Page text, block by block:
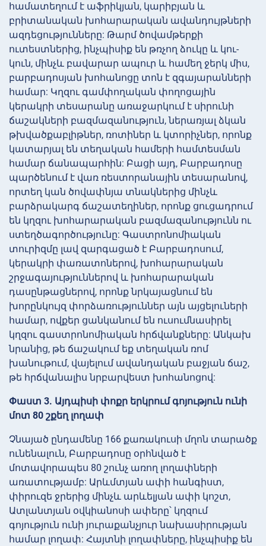
համատեղում է աֆրիկյան, կարիբյան և
բրիտանական խոհարարական ավանդույթների
ազդեցությունները: Թարմ ծովամթերքի
ուտեստներից, ինչպիսիք են թռչող ձուկը և կու-
կուն, մինչև բավարար ապուր և համեղ ջերկ միս,
բարբադոսյան խոհանոցը տոն է զգայարանների
համար: Կղզու գամփողական փողոցային
կերակրի տեսարանը առաջարկում է սիրունի
ճաշակների բազմազանություն, ներառյալ ձկան
թխվածքաբլիթներ, ռոտիներ և կտորիչներ, որոնք
կատարյալ են տեղական համերի համտեսման
համար ճանապարհին: Բացի այդ, Բարբադոսը
պարծենում է վառ ռեստորանային տեսարանով,
որտեղ կան ծովափնյա տնակներից մինչև
բարձրակարգ ճաշատեղիներ, որոնք ցուցադրում
են կղզու խոհարարական բազմազանությունն ու
ստեղծագործությունը: Գաստրոնոմիական
տուրիզմը լավ զարգացած է Բարբադոսում,
կերակրի փառատոներով, խոհարարական
շրջագայություններով և խոհարարական
դասընթացներով, որոնք նրկայացնում են
խորընկույզ փորձառություններ այն այցելուների
համար, ովքեր ցանկանում են ուսումնասիրել
կղզու գաստրոնոմիական հրճվանքները: Անկախ
նրանից, թե ճաշակում եք տեղական ռոմ
խանութում, վայելում ավանդական բաջյան ճաշ,
թե հրճվանալիս նրբարվեստ խոհանոցով:
Փաստ 3. Այդպիսի փոքր երկրում գոյություն ունի
մոտ 80 շքեղ լողափ
Չնայած ընդամենը 166 քառակուսի մղոն տարածք
ունենալուն, Բարբադոսը օրհնված է
մոտավորապես 80 շունչ առող լողափների
առատությամբ: Արևմտյան ափի հանգիստ,
փիրուզե ջրերից մինչև արևելյան ափի կոշտ,
Ատլանտյան օվկիանոսի ափերը՝ կղզում
գոյություն ունի յուրաքանչյուր նախասիրության
համար լողափ: Հայտնի լողափները, ինչպիսիք են